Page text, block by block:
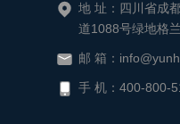
地 址：四川省成
道1088号绿地格
邮 箱：
手 机：400-800-